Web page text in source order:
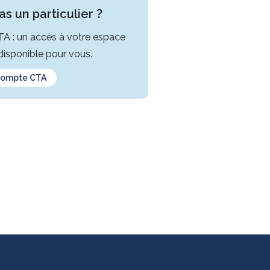
un particulier ?
: un accès à votre espace
pour vous.
CTA